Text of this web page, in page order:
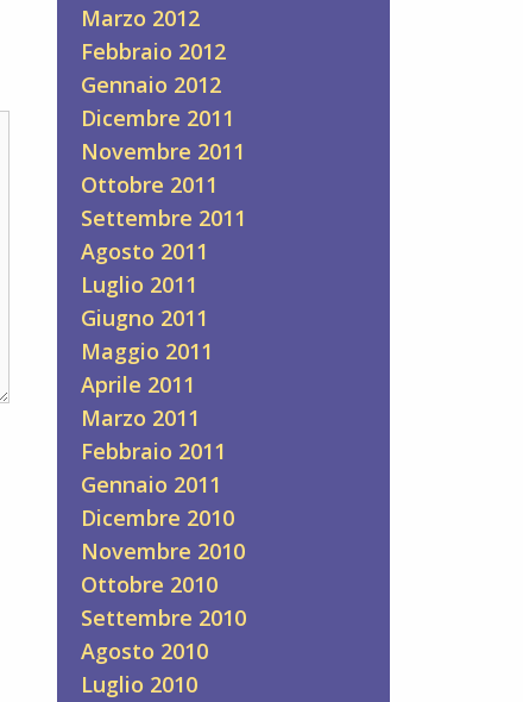
Marzo 2012
Febbraio 2012
Gennaio 2012
Dicembre 2011
Novembre 2011
Ottobre 2011
Settembre 2011
Agosto 2011
Luglio 2011
Giugno 2011
Maggio 2011
Aprile 2011
Marzo 2011
Febbraio 2011
Gennaio 2011
Dicembre 2010
Novembre 2010
Ottobre 2010
Settembre 2010
Agosto 2010
Luglio 2010